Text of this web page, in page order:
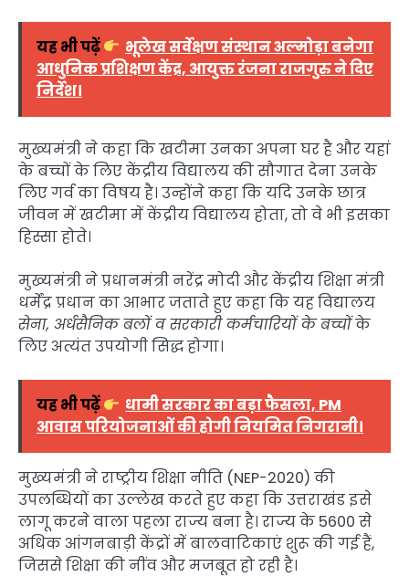
यह भी पढ़ें
भूलेख सर्वेक्षण संस्थान अल्मोड़ा बनेगा
आधुनिक प्रशिक्षण केंद्र, आयुक्त रंजना राजगुरु ने दिए
निर्देश।
मुख्यमंत्री ने कहा कि खटीमा उनका अपना घर है और यहां
के बच्चों के लिए केंद्रीय विद्यालय की सौगात देना उनके
लिए गर्व का विषय है। उन्होंने कहा कि यदि उनके छात्र
जीवन में खटीमा में केंद्रीय विद्यालय होता, तो वे भी इसका
हिस्सा होते।
मुख्यमंत्री ने प्रधानमंत्री नरेंद्र मोदी और केंद्रीय शिक्षा मंत्री
धर्मेंद्र प्रधान का आभार जताते हुए कहा कि यह विद्यालय
सेना, अर्धसैनिक बलों व सरकारी कर्मचारियों के बच्चोंके
लिए अत्यंत उपयोगी सिद्ध होगा।
यह भी पढ़ें
धामी सरकार का बड़ा फैसला, PM
आवास परियोजनाओं की होगी नियमित निगरानी।
मुख्यमंत्री ने राष्ट्रीय शिक्षा नीति (NEP-2020) की
उपलब्धियों का उल्लेख करते हुए कहा कि उत्तराखंड इसे
लागू करने वाला पहला राज्य बना है। राज्य के 5600 से
अधिक आंगनबाड़ी केंद्रों में बालवाटिकाएं शुरू की गई हैं,
जिससे शिक्षा की नींव और मजबूत हो रही है।